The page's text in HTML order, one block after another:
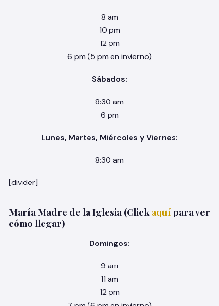
8 am
10 pm
12 pm
6 pm (5 pm en invierno)
Sábados:
8:30 am
6 pm
Lunes, Martes, Miércoles y Viernes:
8:30 am
[divider]
María Madre de la Iglesia (Clickaquí para ver
cómo llegar)
Domingos:
9 am
11 am
12 pm